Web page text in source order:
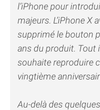
l’iPhone pour
majeurs. L’iPhone X
supprimé le bouton
ans du produit. Tout
souhaite reproduire
vingtième
Au-delà des